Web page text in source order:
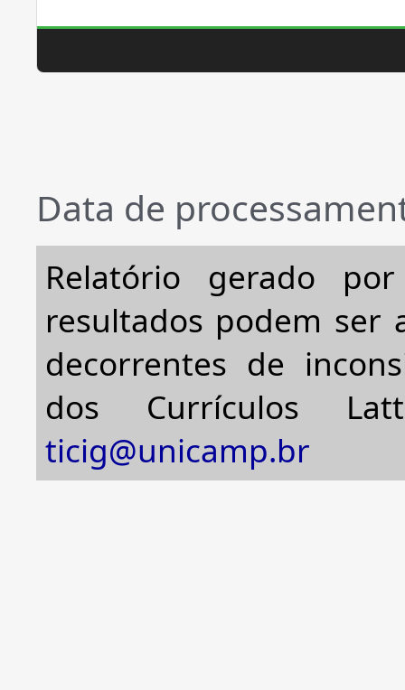
Data de
Relatório gerado
resultados podem ser
decorrentes de
dos Currículos
ticig@unicamp.br